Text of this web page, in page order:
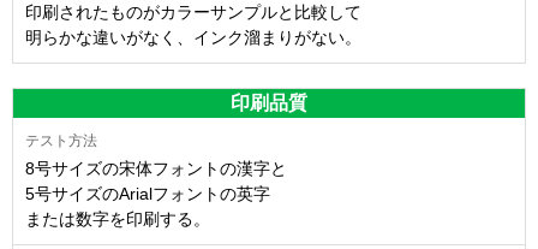
印刷されたものがカラーサンプルと比較して
明らかな違いがなく、インク溜まりがない。
印刷品質
8号サイズの宋体フォントの漢字と
5号サイズのArialフォントの英字
または数字を印刷する。